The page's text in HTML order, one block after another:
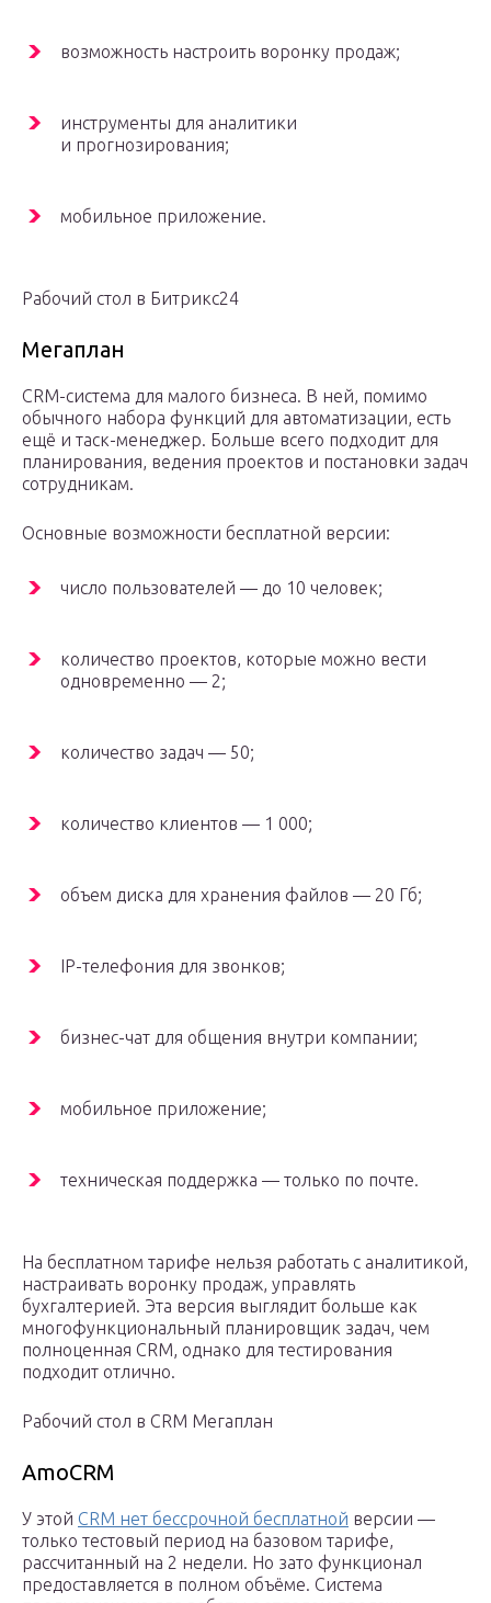
возможность настроить воронку продаж;
инструменты для аналитики
и прогнозирования;
мобильное приложение.
Рабочий стол в Битрикс24
Мегаплан
CRM-система для малого бизнеса. В ней, помимо
обычного набора функций для автоматизации, есть
ещё и таск-менеджер. Больше всего подходит для
планирования, ведения проектов и постановки задач
сотрудникам.
Основные возможности бесплатной версии:
число пользователей — до 10 человек;
количество проектов, которые можно вести
одновременно — 2;
количество задач — 50;
количество клиентов — 1 000;
объем диска для хранения файлов — 20 Гб;
IP-телефония для звонков;
бизнес-чат для общения внутри компании;
мобильное приложение;
техническая поддержка — только по почте.
На бесплатном тарифе нельзя работать с аналитикой,
настраивать воронку продаж, управлять
бухгалтерией. Эта версия выглядит больше как
многофункциональный планировщик задач, чем
полноценная CRM, однако для тестирования
подходит отлично.
Рабочий стол в CRM Мегаплан
AmoCRM
У этой CRM нет бессрочной бесплатной версии —
только тестовый период на базовом тарифе,
рассчитанный на 2 недели. Но зато функционал
предоставляется в полном объёме. Система